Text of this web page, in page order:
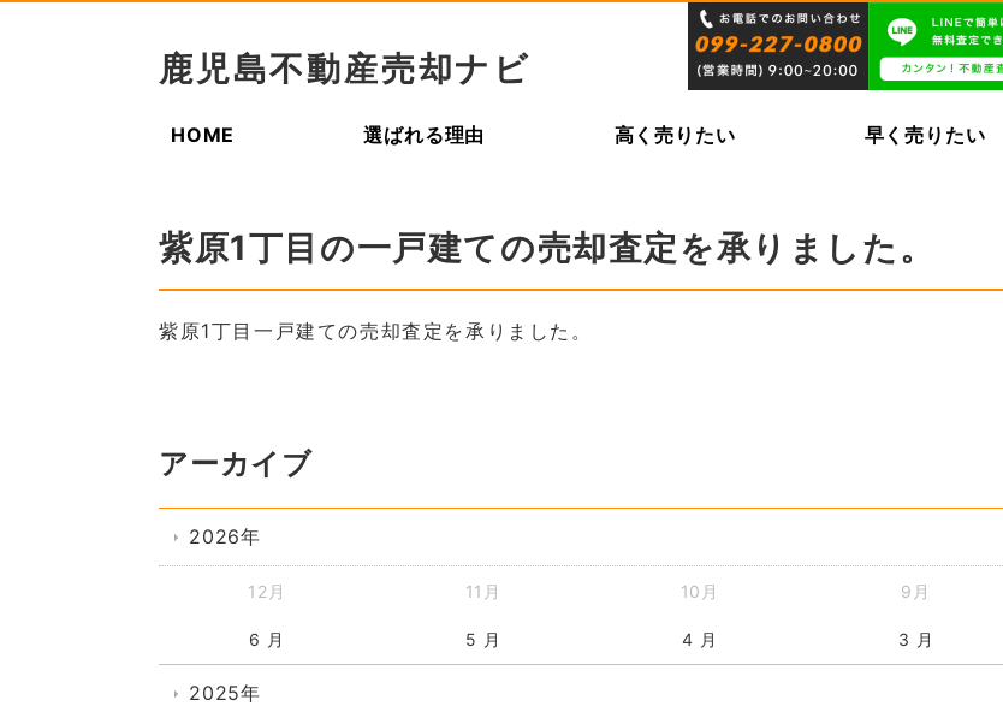
鹿児島不動産売却ナビ
HOME 選ばれる理由 高く売りたい 早く売りたい
紫原1丁目の一戸建ての売却査定を承りました。
紫原1丁目一戸建ての売却査定を承りました。
アーカイブ
2026年
12月 11月 10月 9月
6 月 5 月 4 月 3 月
2025年